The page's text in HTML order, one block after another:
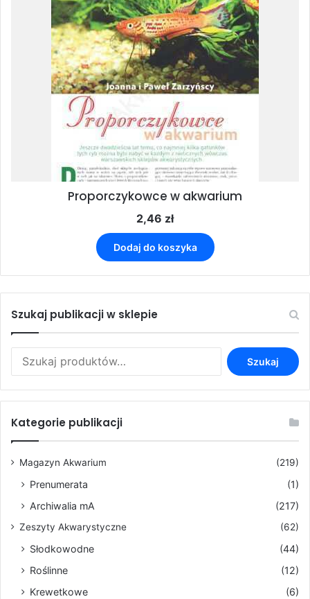
Proporczykowce w akwarium
2,46 zł
Dodaj do koszyka
Szukaj publikacji w sklepie
Szukaj
Kategorie publikacji
Magazyn Akwarium (219)
Prenumerata
(1)
Archiwalia mA
(217)
Zeszyty Akwarystyczne (62)
Słodkowodne
(44)
Roślinne
(12)
Krewetkowe
(6)